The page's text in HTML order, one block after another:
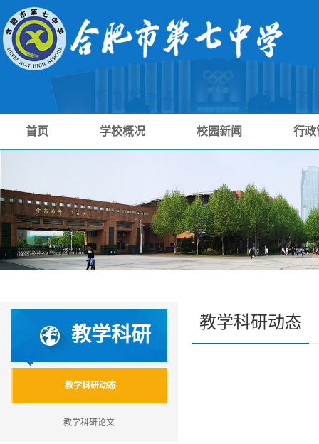
首页 学校概况 校园新闻 行政
教学科研
教学科研动态
教学科研论文
教学科研动态